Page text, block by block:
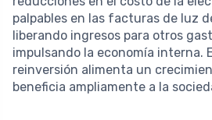
palpables en las facturas de luz
liberando ingresos para otros
impulsando la economía interna.
reinversión alimenta un
beneficia ampliamente a la